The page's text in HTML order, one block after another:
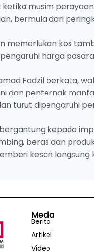
ketika musim
bermula dari
memerlukan kos
harga
Fadzil berkata,
dan penternak
turut dipengaruhi
kepada
beras dan
kesan langsung
Media
Berita
Artikel
Video